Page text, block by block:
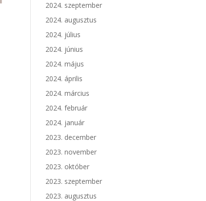
2024. szeptember
2024. augusztus
2024. július
2024. június
2024. május
2024. április
2024. március
2024. február
2024. január
2023. december
2023. november
2023. október
2023. szeptember
2023. augusztus